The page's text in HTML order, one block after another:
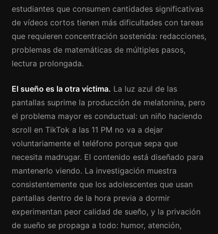
estudiantes que consumen cantidades significativas
de vídeos cortos tienen más dificultades con tareas
que requieren concentración sostenida: redacciones,
problemas de matemáticas de múltiples pasos,
lectura prolongada.
El sueño es la otra víctima. La luz azul de las
pantallas suprime la producción de melatonina, pero
el problema mayor es conductual: un niño haciendo
scroll en TikTok a las 11 PM no va a dejar
voluntariamente el teléfono porque sepa que
necesita madrugar. El contenido está diseñado para
mantenerlo viendo. La investigación muestra
consistentemente que los adolescentes que usan
pantallas dentro de la hora previa a dormir
experimentan peor calidad de sueño, y la privación
de sueño se propaga a todo: humor, atención,